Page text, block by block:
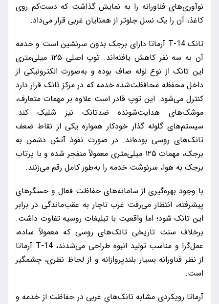
نوآوری‌های فناورانه را به نمایش گذاشت که دست‌کم روی
کاغذ، آن را یک نسل جلوتر از همتایان غربی قرار می‌داد.
تانک T-14 آرماتا دارای برجک بدون سرنشین است و خدمه
آن به سه نفر کاهش یافته‌اند. توپ اصلی ۱۲۵ میلی‌متری
این تانک از نوع لوله صاف بوده و به‌صورت الکترونیکی از
داخل محفظه محافظت‌شده خدمه که در مرکز تانک قرار دارد
کنترل می‌شود. این توپ قادر است علاوه بر مهمات متعارف،
موشک‌های هدایت‌شونده ضدتانک نیز شلیک کند.
سیستم‌های گلوله گذار خودکار همواره یکی از نقاط ضعف
تانک‌های روسی بوده‌اند. در صورت نفوذ آتش دشمن به
برجک، مهمات ۱۲۵ میلی‌متری معمولاً منفجر شده و با پرتاب
برجک به هوا، سرنوشت خدمه را به‌طور کامل رقم می‌زنند.
با وجود بهره‌گیری از سامانه‌های حفاظت فعال و حسگرهای
پیشرفته، انتظار می‌رفت غرب ناچار به عقب‌ماندگی در برابر
این تانک شود؛ اما واقعیت با تبلیغات روسیه تفاوت داشت.
برخلاف سنت تاریخی تانک‌های روسی که معمولاً ساده،
عمل‌گرا و مناسب تولید انبوه طراحی می‌شدند، T-14 آرماتا
از نظر فناورانه بسیار بلندپروازانه و از لحاظ نظری، چشمگیر
است.
آرماتا رویکردی مشابه تانک‌های غربی در حفاظت از خدمه و